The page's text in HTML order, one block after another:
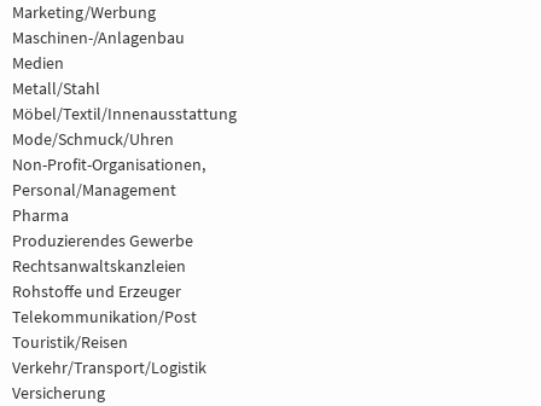
Marketing/Werbung
Maschinen-/Anlagenbau
Medien
Metall/Stahl
Möbel/Textil/Innenausstattung
Mode/Schmuck/Uhren
Non-Profit-Organisationen,
Personal/Management
Pharma
Produzierendes Gewerbe
Rechtsanwaltskanzleien
Rohstoffe und Erzeuger
Telekommunikation/Post
Touristik/Reisen
Verkehr/Transport/Logistik
Versicherung